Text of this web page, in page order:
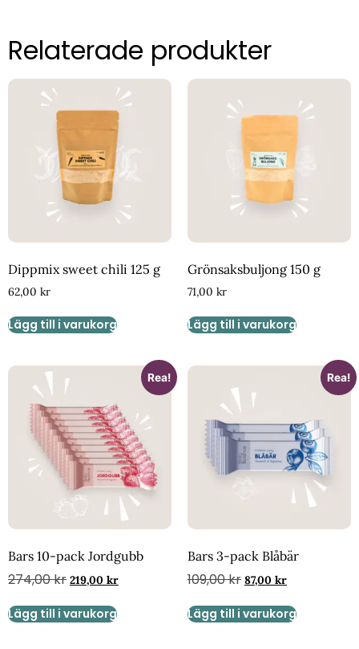
Relaterade produkter
Dippmix sweet chili 125 g
62,00 kr
Lägg till i varukorg
Grönsaksbuljong 150 g
71,00 kr
Lägg till i varukorg
Rea!
Bars 10-pack Jordgubb
274,00kr 219,00 kr
Lägg till i varukorg
Rea!
Bars 3-pack Blåbär
109,00kr 87,00 kr
Lägg till i varukorg